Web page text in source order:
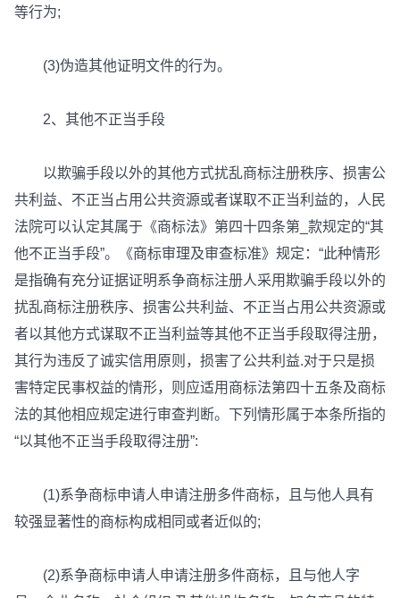
等行为;
(3)伪造其他证明文件的行为。
2、其他不正当手段
以欺骗手段以外的其他方式扰乱商标注册秩序、损害公
共利益、不正当占用公共资源或者谋取不正当利益的，人民
法院可以认定其属于《商标法》第四十四条第_款规定的“其
他不正当手段”。《商标审理及审查标准》规定：“此种情形
是指确有充分证据证明系争商标注册人采用欺骗手段以外的
扰乱商标注册秩序、损害公共利益、不正当占用公共资源或
者以其他方式谋取不正当利益等其他不正当手段取得注册，
其行为违反了诚实信用原则，损害了公共利益.对于只是损
害特定民事权益的情形，则应适用商标法第四十五条及商标
法的其他相应规定进行审查判断。下列情形属于本条所指的
“以其他不正当手段取得注册”:
(1)系争商标申请人申请注册多件商标，且与他人具有
较强显著性的商标构成相同或者近似的;
(2)系争商标申请人申请注册多件商标，且与他人字